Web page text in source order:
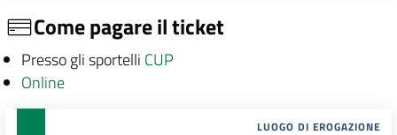
Come pagare il ticket
Presso gli sportelli CUP
Online
LUOGO DI EROGAZIONE